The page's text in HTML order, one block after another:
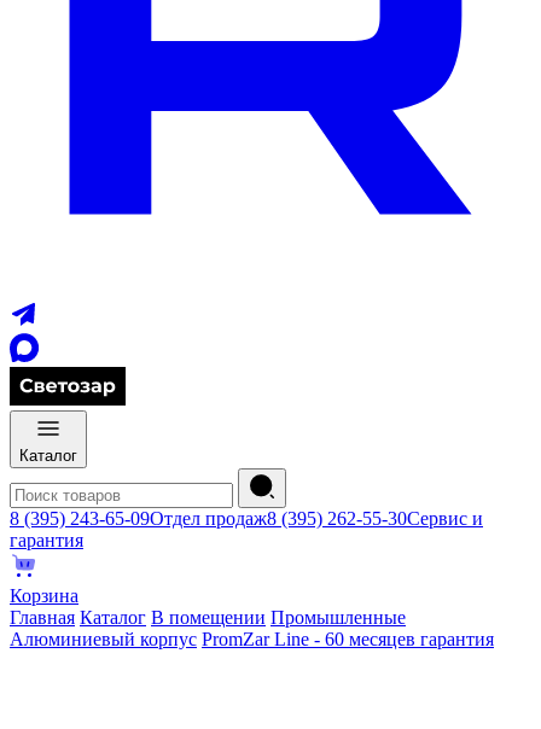
Каталог
8 (395) 243-65-09Отдел продаж8 (395) 262-55-30Сервис и
гарантия
Корзина
Главная Каталог В помещении Промышленные
Алюминиевый корпус PromZar Line - 60 месяцев гарантия